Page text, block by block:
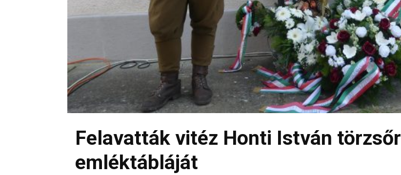
Felavatták vitéz Honti István
emléktábláját